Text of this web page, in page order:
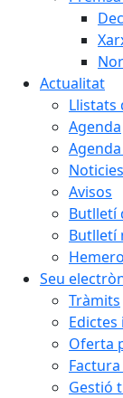
Actualitat
Llistats
Agenda
Noticies
Avisos
Butlletí
Butlletí
Seu
Tràmits
Edictes
Oferta
Gestió